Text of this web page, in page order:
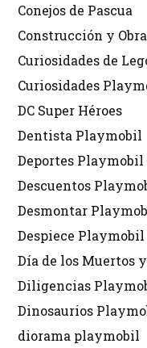
Conejos de Pascua
Construcción y
Curiosidades de
Curiosidades
DC Super Héroes
Dentista Playmobil
Deportes Playmobil
Descuentos
Desmontar
Despiece Playmobil
Día de los Muertos
Diligencias
Dinosaurios
diorama playmobil